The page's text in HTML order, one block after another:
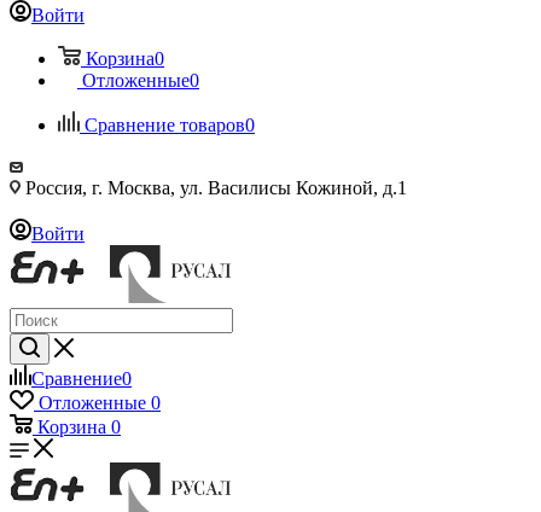
Войти
Корзина0
Отложенные0
Сравнение товаров0
Россия, г. Москва, ул. Василисы Кожиной, д.1
Войти
Сравнение0
Отложенные 0
Корзина 0